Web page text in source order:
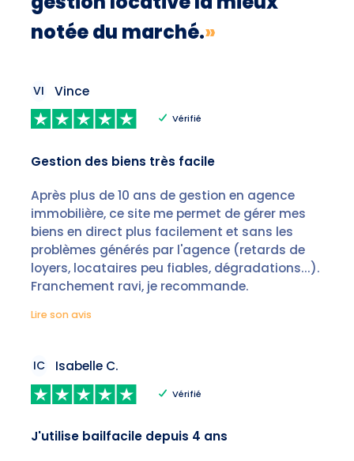
notée du marché.»
VI Vince
Vérifié
Gestion des biens très facile
Après plus de 10 ans de gestion en agence
immobilière, ce site me permet de gérer mes
biens en direct plus facilement et sans les
problèmes générés par l'agence (retards de
loyers, locataires peu fiables, dégradations...).
Franchement ravi, je recommande.
Lire son avis
IC Isabelle C.
Vérifié
J'utilise bailfacile depuis 4 ans